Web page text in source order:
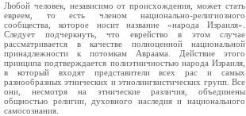
Любой человек, независимо от происхождения, может стать
евреем, то есть членом национально-религиозного
сообщества, которое носит название «народа Израиля».
Следует подчеркнуть, что еврейство в этом случае
рассматривается в качестве полноценной национальной
принадлежности к потомкам Авраама. Действие этого
принципа подтверждается полиэтничностью народа Израиля,
в который входят представители всех рас и самых
разнообразных этнических и этнолингвистических групп. Все
они, несмотря на этнические различия, объединены
общностью религии, духовного наследия и национального
самосознания.